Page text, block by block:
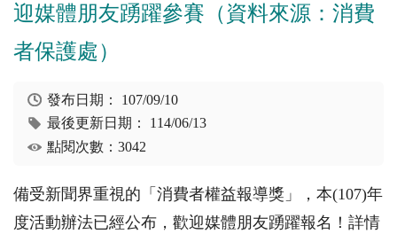
迎媒體朋友踴躍參賽（資料來源：消費
者保護處）
發布日期： 107/09/10
最後更新日期： 114/06/13
點閱次數：3042
備受新聞界重視的「消費者權益報導獎」，本(107)年
度活動辦法已經公布，歡迎媒體朋友踴躍報名！詳情